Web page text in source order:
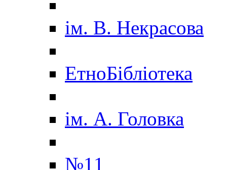
ім. В. Некрасова
ЕтноБібліотека
ім. А. Головка
№11